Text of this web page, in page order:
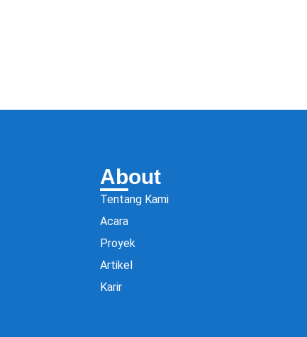
About
Tentang Kami
Acara
Proyek
Artikel
Karir